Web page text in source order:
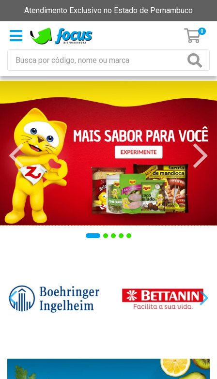
Atendimento Exclusivo no Estado de Pernambuco
0